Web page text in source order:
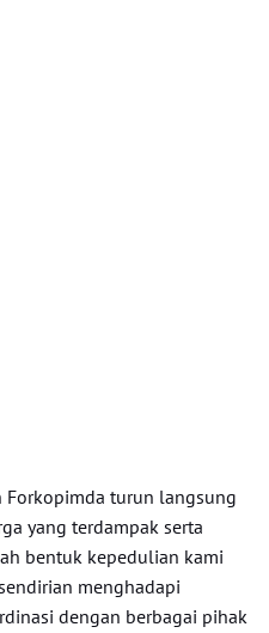
Forkopimda turun langsung
yang terdampak serta
bentuk kepedulian kami
menghadapi
dengan berbagai pihak